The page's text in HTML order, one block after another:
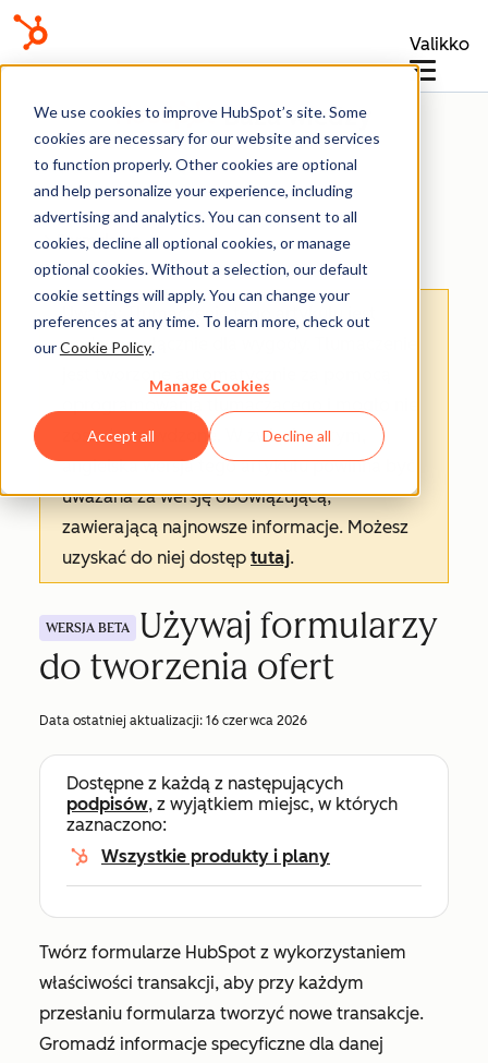
We use cookies to improve HubSpot’s site. Some
cookies are necessary for our website and services
to function properly. Other cookies are optional
and help personalize your experience, including
advertising and analytics. You can consent to all
cookies, decline all optional cookies, or manage
optional cookies. Without a selection, our default
cookie settings will apply. You can change your
preferences at any time. To learn more, check out
ourCookie Policy.
Manage Cookies
Accept all Decline all
Valikko
Baza wiedzy
Formularze
Uwaga: Tłumaczenie tego artykułu jest
podane wyłącznie dla wygody. Tłumaczenie
zostać sprawdzone. W związku z tym,
angielska wersja tego artykułu powinna być
uważana za wersję obowiązującą,
zawierającą najnowsze informacje. Możesz
uzyskać do niej dostęp tutaj.
WERSJA BETA
Używaj formularzy
do tworzenia ofert
Data ostatniej aktualizacji: 16 czerwca 2026
Dostępne z każdą z następujących
podpisów, z wyjątkiem miejsc, w których
zaznaczono:
Wszystkie produkty i plany
Twórz formularze HubSpot z wykorzystaniem
właściwości transakcji, aby przy każdym
przesłaniu formularza tworzyć nowe transakcje.
Gromadź informacje specyficzne dla danej